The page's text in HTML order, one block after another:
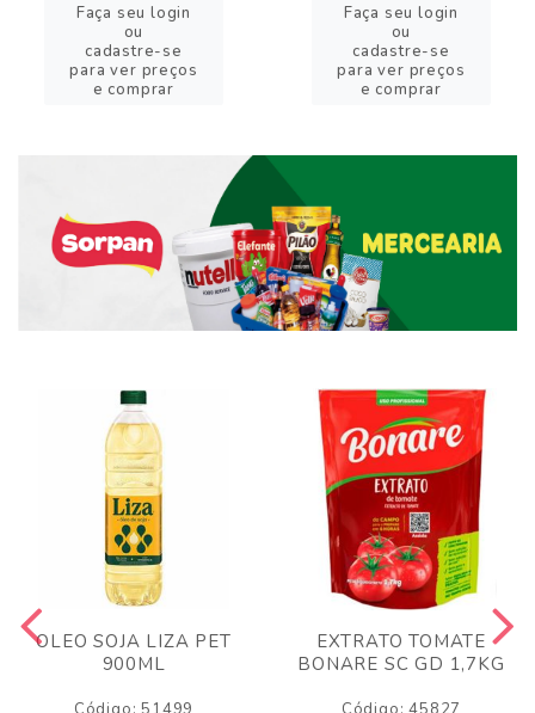
Faça seu login
ou
cadastre-se
para ver preços
e comprar
Faça seu login
ou
cadastre-se
para ver preços
e comprar
OLEO SOJA LIZA PET
900ML
EXTRATO TOMATE
BONARE SC GD 1,7KG